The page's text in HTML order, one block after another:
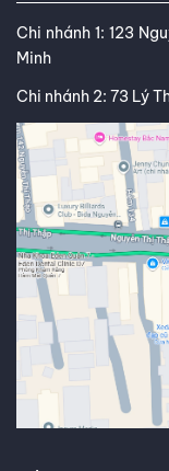
Chi nhánh 1: 123
Minh
Chi nhánh 2: 73 Lý